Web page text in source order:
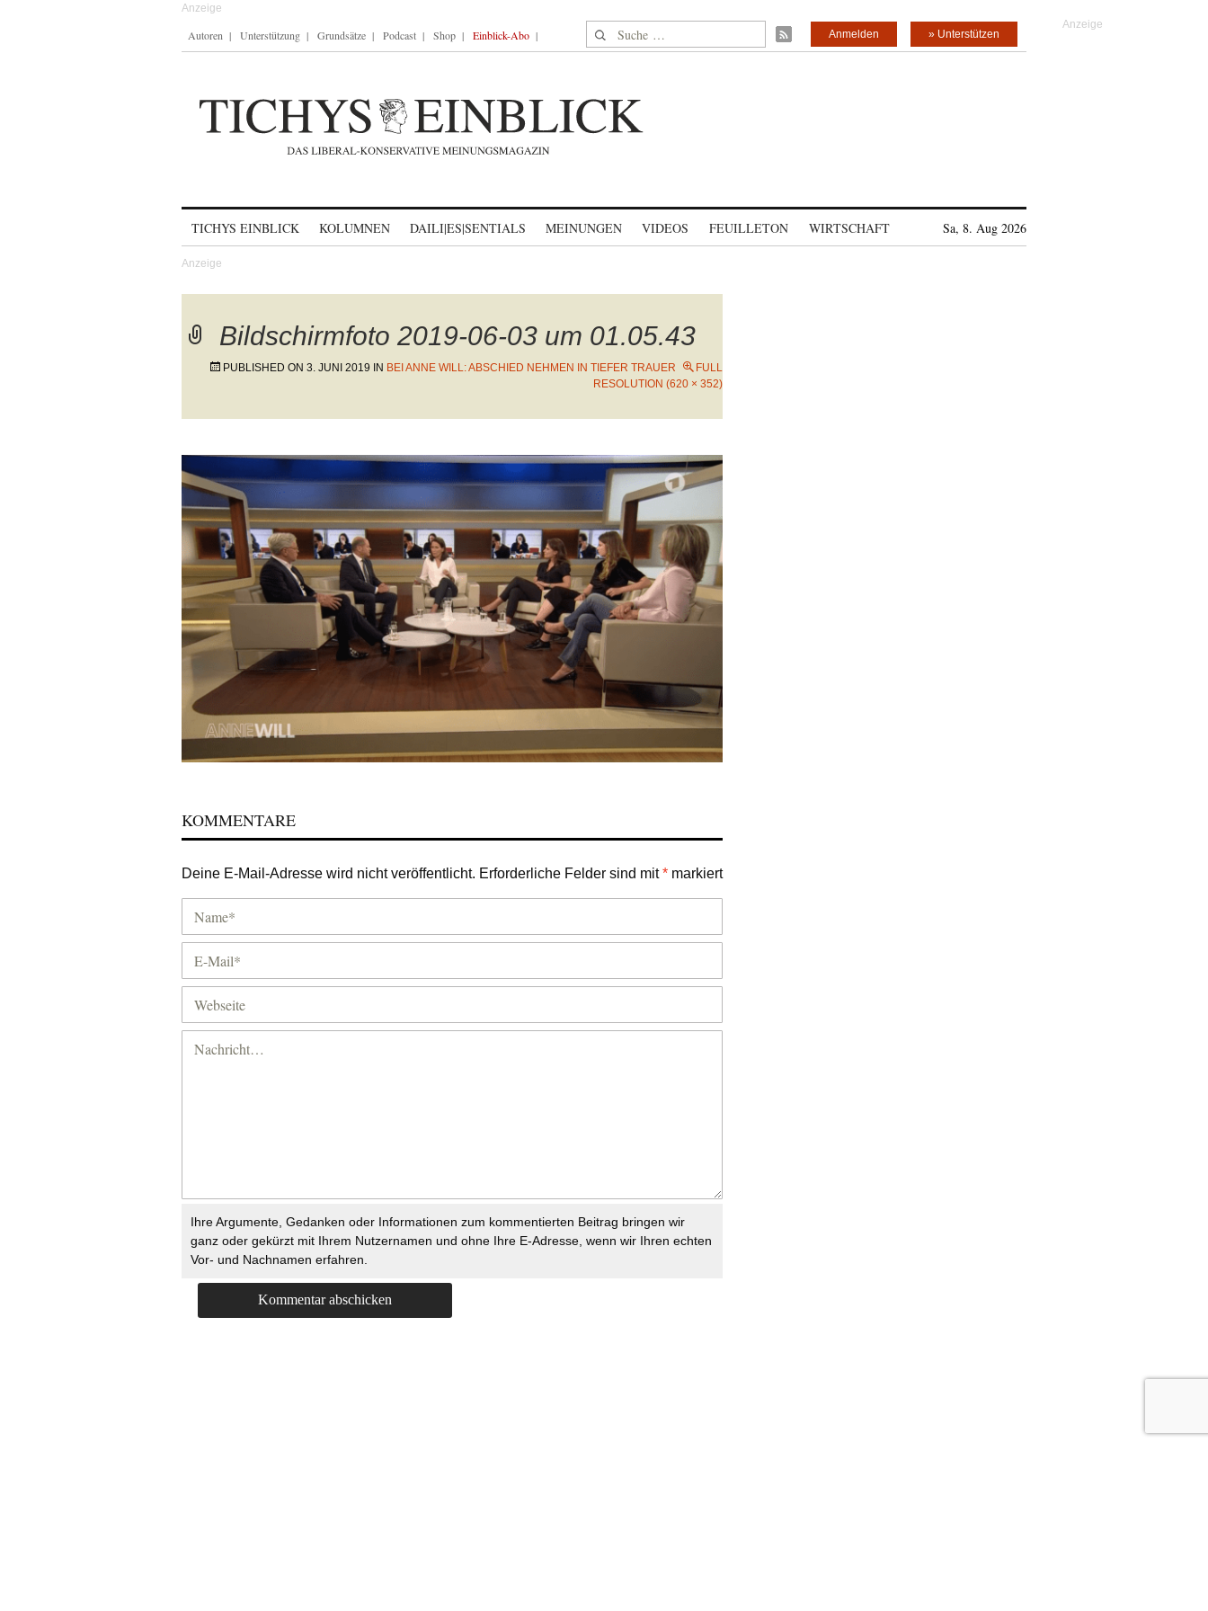
Autoren Unterstützung Grundsätze Podcast Shop Einblick-Abo Suche nach: » Unterstützen
Anmelden
TICHYS EINBLICK KOLUMNEN DAILI|ES|SENTIALS MEINUNGEN VIDEOS FEUILLETON WIRTSCHAFT Sa, 8. Aug 2026
Bildschirmfoto 2019-06-03 um 01.05.43
PUBLISHED ON 3. JUNI 2019 IN BEI ANNE WILL: ABSCHIED NEHMEN IN TIEFER TRAUER
FULL
RESOLUTION (620 × 352)
KOMMENTARE
Deine E-Mail-Adresse wird nicht veröffentlicht. Erforderliche Felder sind mit* markiert
Ihre Argumente, Gedanken oder Informationen zum kommentierten Beitrag bringen wir
ganz oder gekürzt mit Ihrem Nutzernamen und ohne Ihre E-Adresse, wenn wir Ihren echten
Vor- und Nachnamen erfahren.